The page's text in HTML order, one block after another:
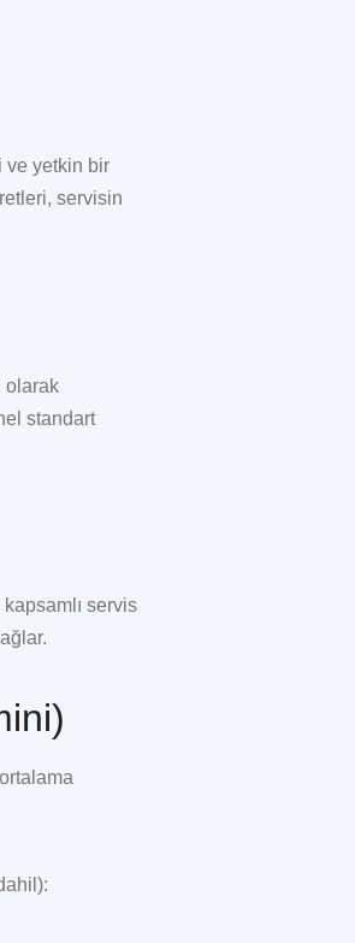
ve yetkin bir
servisin
olarak
standart
servis